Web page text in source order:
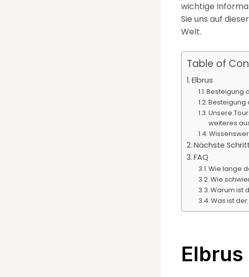
wichtige
Sie uns auf
Welt.
Table of
Elbrus
Besteigung
Besteigung
Unsere
weiteres
Nächste
FAQ
Wie lange
Wie
Warum ist
Was ist
Elbrus